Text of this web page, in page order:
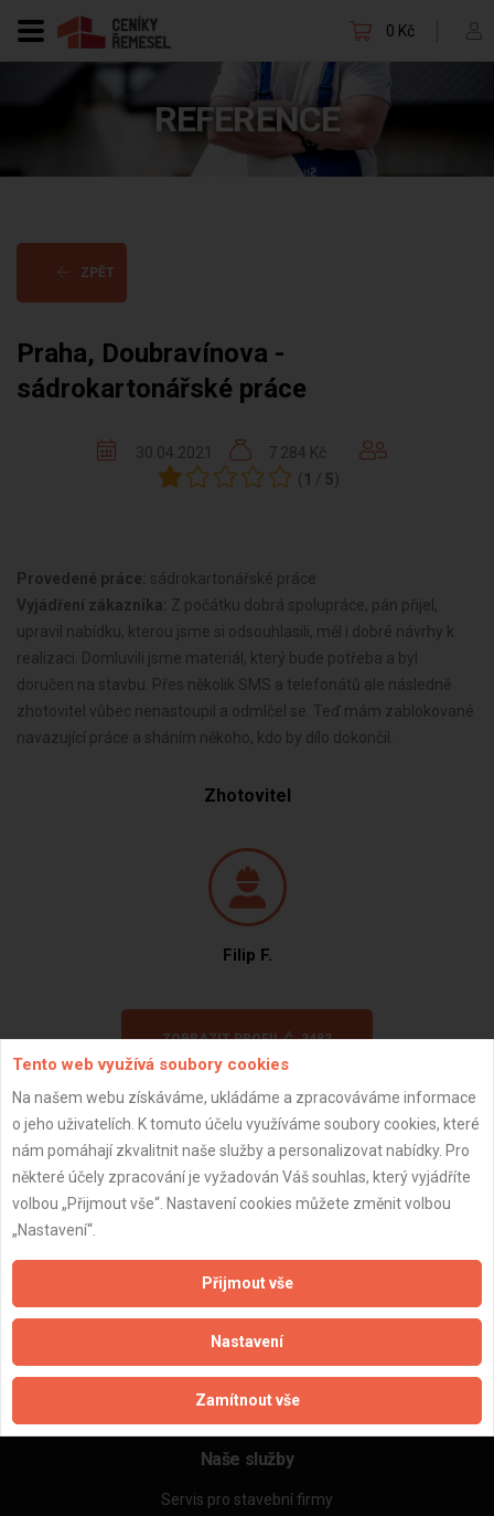
0 Kč
REFERENCE
ZPĚT
Praha, Doubravínova -
sádrokartonářské práce
30.04.2021
7 284 Kč
( 1 / 5)
Provedené práce: sádrokartonářské práce
Vyjádření zákazníka: Z počátku dobrá spolupráce, pán přijel,
upravil nabídku, kterou jsme si odsouhlasili, měl i dobré návrhy k
realizaci. Domluvili jsme materiál, který bude potřeba a byl
doručen na stavbu. Přes několik SMS a telefonátů ale následně
zhotovitel vůbec nenastoupil a odmlčel se. Teď mám zablokované
navazující práce a sháním někoho, kdo by dílo dokončil.
Zhotovitel
Filip F.
ZOBRAZIT PROFIL Č. 3483
Důležité informace
Zásady pro používání souborů cookie
Obchodní podmínky (zprostředkování)
Obchodní podmínky (rozpočtování)
Reference
Naše excelové tabulky online
Naše služby
Servis pro stavební firmy
Tento web využívá soubory cookies
Na našem webu získáváme, ukládáme a zpracováváme informace
o jeho uživatelích. K tomuto účelu využíváme soubory cookies, které
nám pomáhají zkvalitnit naše služby a personalizovat nabídky. Pro
některé účely zpracování je vyžadován Váš souhlas, který vyjádříte
volbou „Přijmout vše“. Nastavení cookies můžete změnit volbou
„Nastavení“.
Přijmout vše
Nastavení
Zamítnout vše